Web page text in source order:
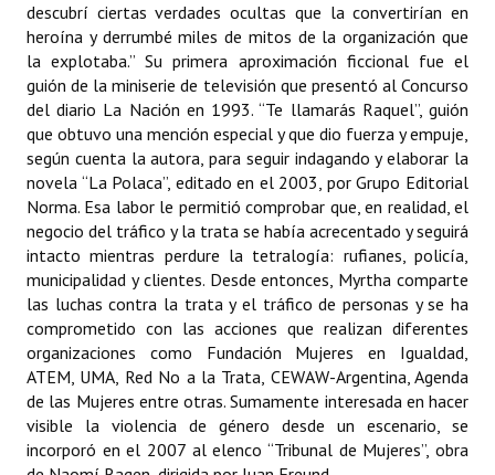
descubrí ciertas verdades ocultas que la convertirían en
heroína y derrumbé miles de mitos de la organización que
la explotaba.” Su primera aproximación ficcional fue el
guión de la miniserie de televisión que presentó al Concurso
del diario La Nación en 1993. “Te llamarás Raquel”, guión
que obtuvo una mención especial y que dio fuerza y empuje,
según cuenta la autora, para seguir indagando y elaborar la
novela “La Polaca”, editado en el 2003, por Grupo Editorial
Norma. Esa labor le permitió comprobar que, en realidad, el
negocio del tráfico y la trata se había acrecentado y seguirá
intacto mientras perdure la tetralogía: rufianes, policía,
municipalidad y clientes. Desde entonces, Myrtha comparte
las luchas contra la trata y el tráfico de personas y se ha
comprometido con las acciones que realizan diferentes
organizaciones como Fundación Mujeres en Igualdad,
ATEM, UMA, Red No a la Trata, CEWAW-Argentina, Agenda
de las Mujeres entre otras. Sumamente interesada en hacer
visible la violencia de género desde un escenario, se
incorporó en el 2007 al elenco “Tribunal de Mujeres”, obra